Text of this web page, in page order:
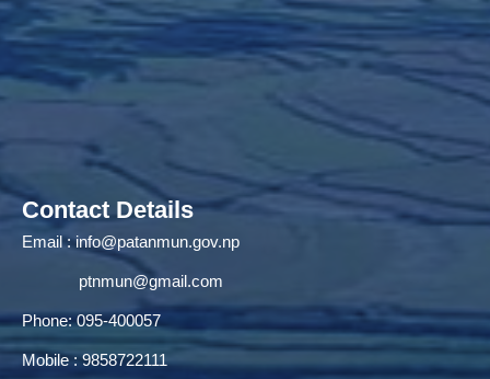
Contact Details
Email :info@patanmun.gov.np
ptnmun@gmail.com
Phone: 095-400057
Mobile : 9858722111